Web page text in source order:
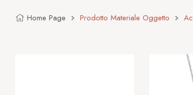
Home Page Prodotto Materiale Oggetto